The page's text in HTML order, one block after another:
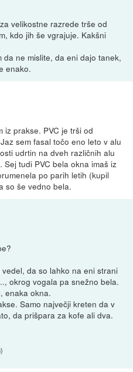
velikostne razrede trše od
kdo jih še vgrajuje. Kakšni
da ne mislite, da eni dajo tanek,
enako.
iz prakse. PVC je trši od
sem fasal točo eno leto v alu
udrtin na dveh različnih alu
tudi PVC bela okna imaš iz
po parih letih (kupil
so še vedno bela.
da so lahko na eni strani
okrog vogala pa snežno bela.
enaka okna.
Samo največji kreten da v
da prišpara za kofe ali dva.
)